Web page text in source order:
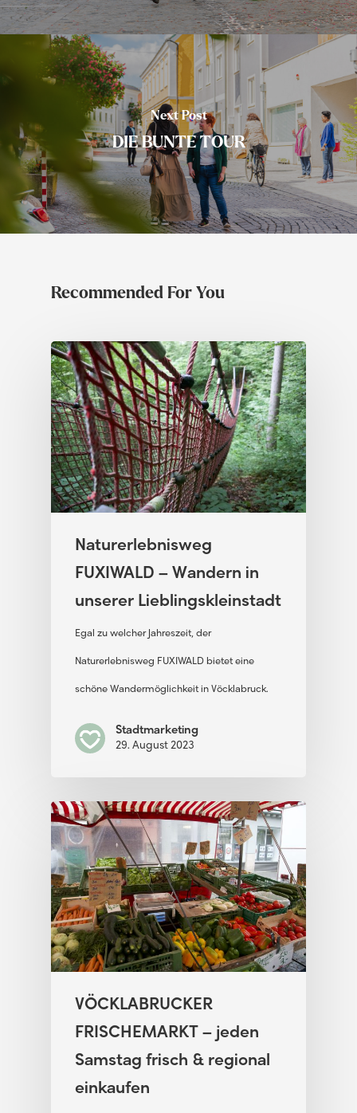
Next Post
DIE BUNTE TOUR
Recommended For You
Naturerlebnisweg
FUXIWALD – Wandern in
unserer Lieblingskleinstadt
Egal zu welcher Jahreszeit, der
Naturerlebnisweg FUXIWALD bietet eine
schöne Wandermöglichkeit in Vöcklabruck.
Stadtmarketing
29. August 2023
VÖCKLABRUCKER
FRISCHEMARKT – jeden
Samstag frisch & regional
einkaufen